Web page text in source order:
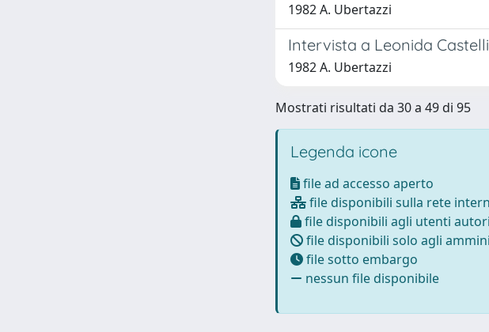
1982 A. Ubertazzi
Intervista a Leonida
1982 A. Ubertazzi
Mostrati risultati da 30 a 49 di 95
Legenda icone
file ad accesso aperto
file disponibili sulla rete
file disponibili agli utenti
file disponibili solo agli
file sotto embargo
nessun file disponibile